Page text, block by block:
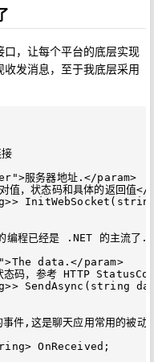
，让每个平台的底层实现
发消息，至于我底层采用
服务器地址.</param>
，状态码和具体的返回值
程已经是 .NET 的主流了.)
data.</param>
，参考 HTTP StatusCode
SendAsync(string
件,这是聊天应用常用的被动
OnReceived;